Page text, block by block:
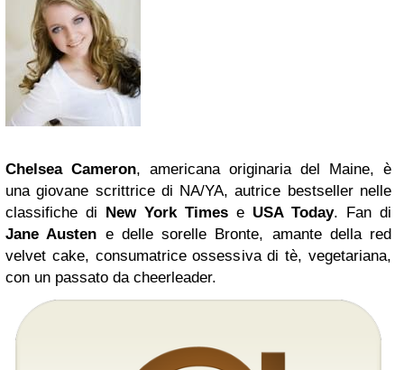
Chelsea Cameron, americana originaria del Maine, è
una giovane scrittrice di NA/YA, autrice bestseller nelle
classifiche di
New York Times e USA Today. Fan di
Jane Austen e delle sorelle Bronte, amante della red
velvet cake, consumatrice ossessiva di tè, vegetariana,
con un passato da cheerleader.